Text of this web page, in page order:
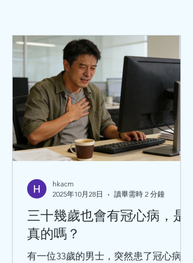
三十幾歲也會有冠心病，是
真的嗎？
有一位33歲的男士，突然患了冠心病暈
hkacm
2025年10月28日
讀畢需時 2 分鐘